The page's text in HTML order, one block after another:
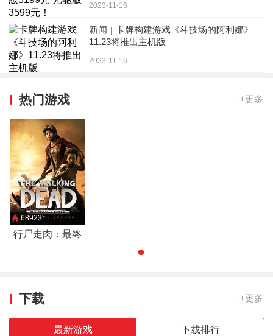
2023-11-16
新闻 | 卡牌构建游戏《斗技场的阿利娜》
11.23将推出主机版
2023-11-16
热门游戏 +更多
行尸走肉：最终
68923°
下载 +更多
最新游戏 下载排行